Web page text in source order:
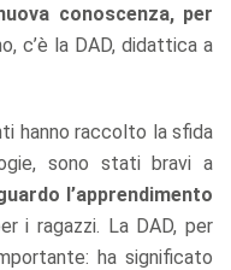
conoscenza, per
c’è la DAD, didattica a
hanno raccolto la sfida
sono stati bravi a
l’apprendimento
i ragazzi. La DAD, per
ha significato